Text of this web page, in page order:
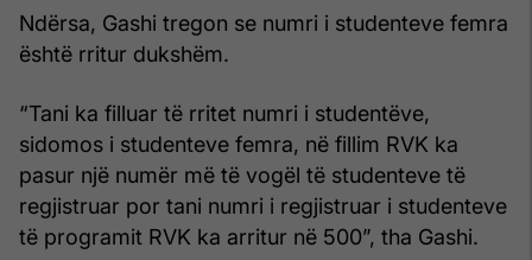
Ndërsa, Gashi tregon se numri i studenteve femra
është rritur dukshëm.
“Tani ka filluar të rritet numri i studentëve,
sidomos i studenteve femra, në fillim RVK ka
pasur një numër më të vogël të studenteve të
regjistruar por tani numri i regjistruar i studenteve
të programit RVK ka arritur në 500”, tha Gashi.